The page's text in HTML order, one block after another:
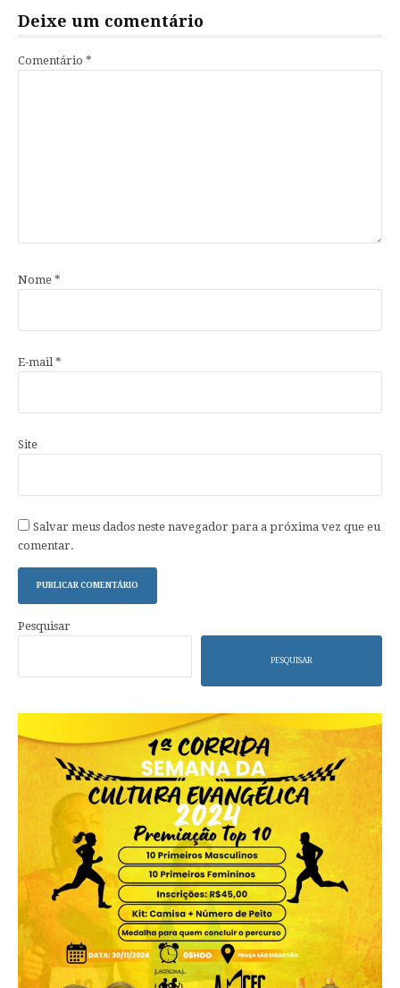
Deixe um comentário
Comentário *
Nome *
E-mail*
Site
Salvar meus dados neste navegador para a próxima vez que eu
comentar.
Pesquisar
PESQUISAR